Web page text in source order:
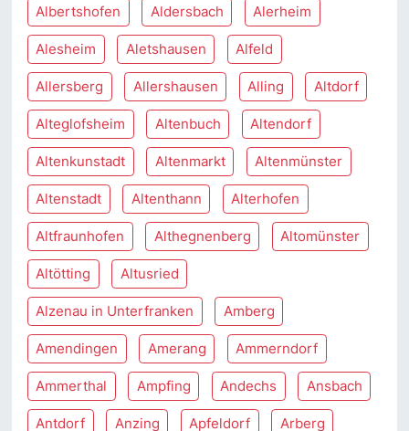
Albertshofen Aldersbach Alerheim
Alesheim Aletshausen Alfeld
Allersberg Allershausen Alling Altdorf
Alteglofsheim Altenbuch Altendorf
Altenkunstadt Altenmarkt Altenmünster
Altenstadt Altenthann Alterhofen
Altfraunhofen Althegnenberg Altomünster
Altötting Altusried
Alzenau in Unterfranken Amberg
Amendingen Amerang Ammerndorf
Ammerthal Ampfing Andechs Ansbach
Antdorf Anzing Apfeldorf Arberg